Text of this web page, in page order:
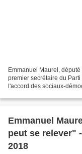
Emmanuel Maurel,
premier secrétaire du
l'accord des sociaux-
Emmanuel
peut se relever"
2018